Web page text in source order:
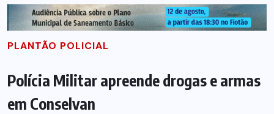
PLANTÃO POLICIAL
Polícia Militar apreende drogas e armas
em Conselvan